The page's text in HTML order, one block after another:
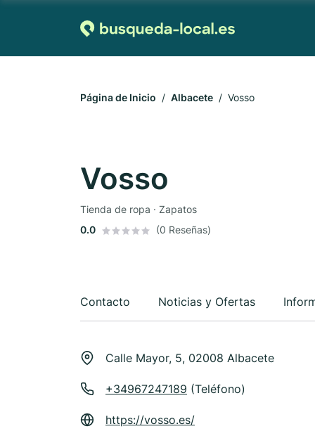
Página de Inicio Albacete Vosso
Vosso
Tienda de ropa · Zapatos
0.0
(0 Reseñas)
Contacto Noticias y Ofertas
Calle Mayor, 5, 02008 Albacete
+34967247189 (Teléfono)
https://vosso.es/